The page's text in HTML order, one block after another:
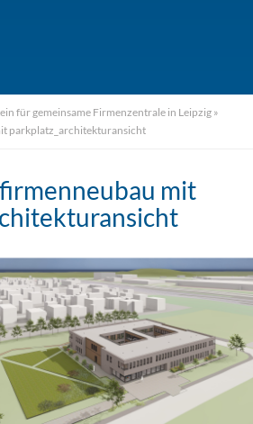
für gemeinsame Firmenzentrale in Leipzig »
parkplatz_architekturansicht
mit